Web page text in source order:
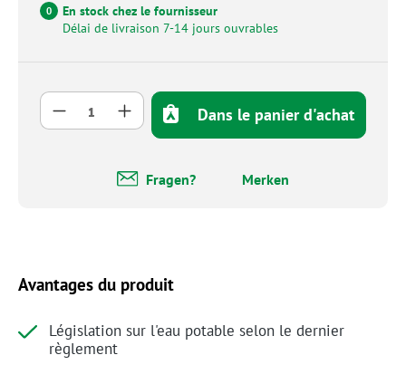
0
En stock chez le fournisseur
Délai de livraison 7-14 jours ouvrables
Quantité de produit : Entrez la quantité
Dans le panier d'achat
Fragen? Merken
Avantages du produit
Législation sur l'eau potable selon le dernier
règlement